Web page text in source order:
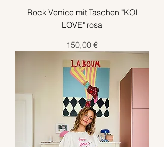
Rock Venice mit Taschen "KOI
LOVE" rosa
Preis
150,00 €